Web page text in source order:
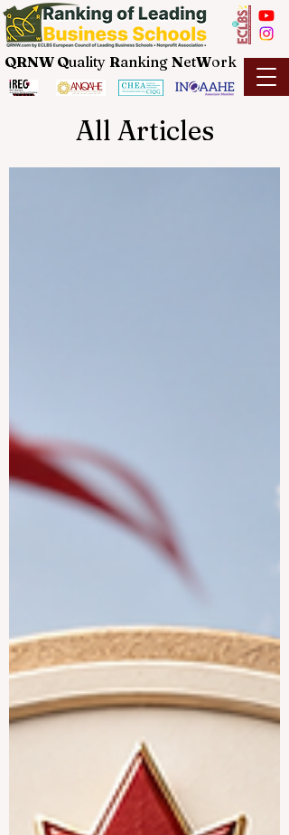
QRNW Quality Ranking NetWork
All Articles